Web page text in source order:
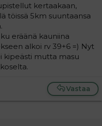
kertaakaan,
töissä 5km suuntaansa
eräänä kauniina
alkoi rv 39+6 =) Nyt
kipeästi mutta masu
Vastaa